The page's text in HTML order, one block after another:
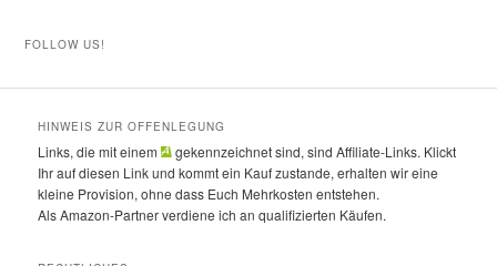
FOLLOW US!
HINWEIS ZUR OFFENLEGUNG
Links, die mit einem
gekennzeichnet sind, sind Affiliate-Links. Klickt
Ihr auf diesen Link und kommt ein Kauf zustande, erhalten wir eine
kleine Provision, ohne dass Euch Mehrkosten entstehen.
Als Amazon-Partner verdiene ich an qualifizierten Käufen.